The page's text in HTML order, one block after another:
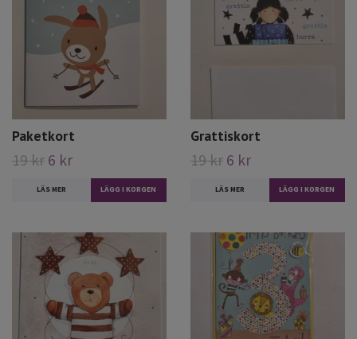
Paketkort
19 kr 6 kr
LÄS MER
Grattiskort
19 kr 6 kr
LÄS MER